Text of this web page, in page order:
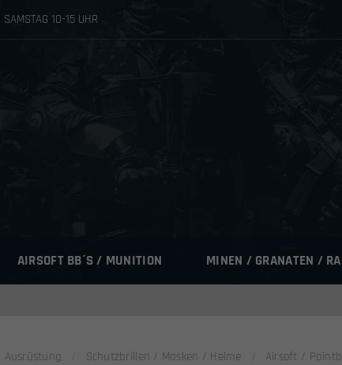
10-15 UHR
AIRSOFT BB´S / MUNITION MINEN / GRANATEN /
Ausrüstung Schutzbrillen / Masken / Helme Airsoft /